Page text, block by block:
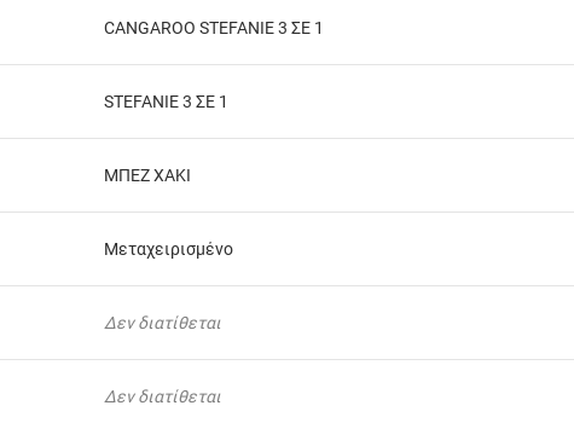
CANGAROO STEFANIE 3 ΣΕ 1
STEFANIE 3 ΣΕ 1
ΜΠΕΖ ΧΑΚΙ
Μεταχειρισμένο
Δεν διατίθεται
Δεν διατίθεται